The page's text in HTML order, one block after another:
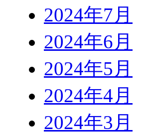
2024年7月
2024年6月
2024年5月
2024年4月
2024年3月